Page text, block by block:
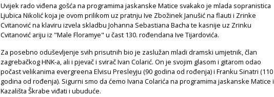
Uvijek rado viđena gošća na programima jaskanske Matice svakako je mlada sopranistica
Ljubica Nikolić koja je ovom prilikom uz pratnju Ive Zbožinek Janušić na flauti i Zrinke
Cvitanović na klaviru izvela skladbu Johanna Sebastiana Bacha te kasnije uz Zrinku
Cvitanović ariju iz "Male Floramye" u čast 130. rođendana Ive Tijardovića.
Za posebno oduševljenje svih prisutnih bio je zaslužan mladi dramski umjetnik, član
zagrebačkog HNK-a, ali i pjevač i svirač Ivan Colarić. On je svojim glasom i gitarom odao
počast velikanima evergreena Elvisu Presleyju (90 godina od rođenja) i Franku Sinatri (110
godina od rođenja). Sigurni smo da ćemo Ivana Colarića na programima jaskanske Matice i
Kazališta Škrabe viđati i ubuduće.